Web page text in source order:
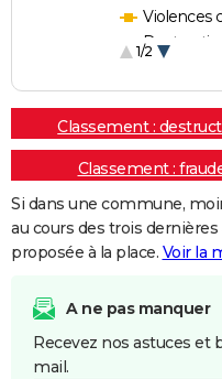
Violences
1/2
Classement :
Classement :
Si dans une commune,
au cours des trois
proposée à la place. Voir la
A ne pas manquer
Recevez nos astuces
mail.